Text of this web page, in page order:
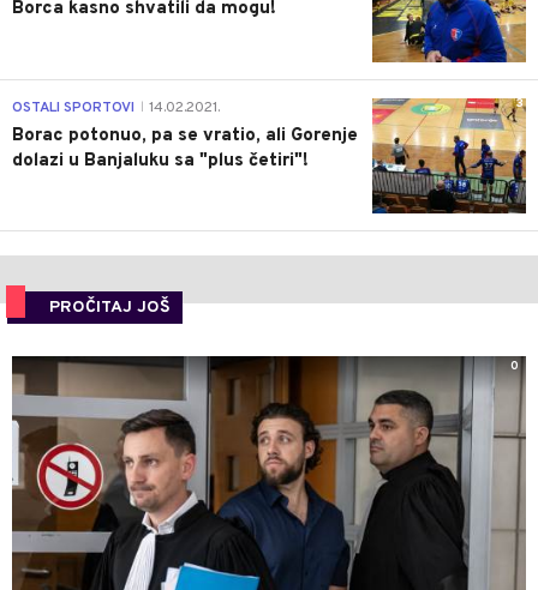
Borca kasno shvatili da mogu!
3
OSTALI SPORTOVI 14.02.2021.
Borac potonuo, pa se vratio, ali Gorenje
dolazi u Banjaluku sa "plus četiri"!
PROČITAJ JOŠ
0